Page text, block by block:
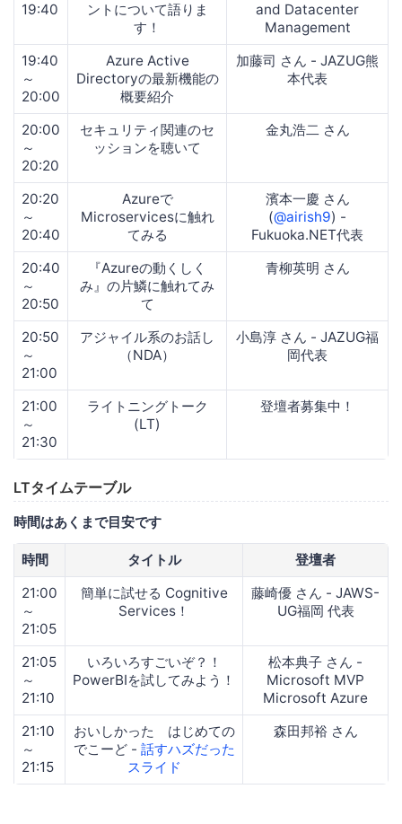
19:40
ントについて語りま
す！
and Datacenter
Management
19:40
～
20:00
Azure Active
Directoryの最新機能の
概要紹介
加藤司 さん - JAZUG熊
本代表
20:00
～
20:20
セキュリティ関連のセ
ッションを聴いて
金丸浩二 さん
20:20
～
20:40
Azureで
Microservicesに触れ
てみる
濱本一慶 さん
(@airish9) -
Fukuoka.NET代表
20:40
～
20:50
『Azureの動くしく
み』の片鱗に触れてみ
て
青柳英明 さん
20:50
～
21:00
アジャイル系のお話し
（NDA）
小島淳 さん - JAZUG福
岡代表
21:00
～
21:30
ライトニングトーク
(LT)
登壇者募集中！
LTタイムテーブル
時間はあくまで目安です
時間 タイトル
登壇者
21:00
～
21:05
簡単に試せる Cognitive
Services！
藤崎優 さん - JAWS-
UG福岡 代表
21:05
～
21:10
いろいろすごいぞ？！
PowerBIを試してみよう！
松本典子 さん -
Microsoft MVP
Microsoft Azure
21:10
～
21:15
おいしかった はじめての
でこーど - 話すハズだった
スライド
森田邦裕 さん